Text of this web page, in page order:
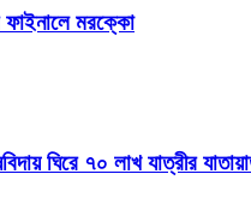
ফাইনালে মরক্কো
ঘিরে ৭০ লাখ যাত্রীর